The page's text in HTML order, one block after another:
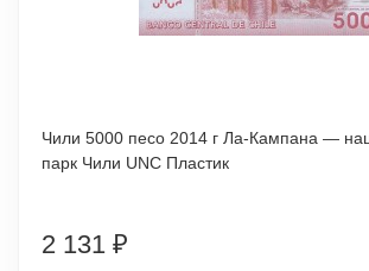
Чили 5000 песо 2014 г Ла-Кампана —
парк Чили UNC Пластик
2 131 ₽